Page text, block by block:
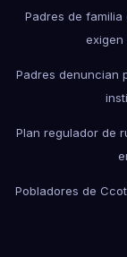
Padres de familia
exigen
Padres denuncian
Plan regulador de
Pobladores de